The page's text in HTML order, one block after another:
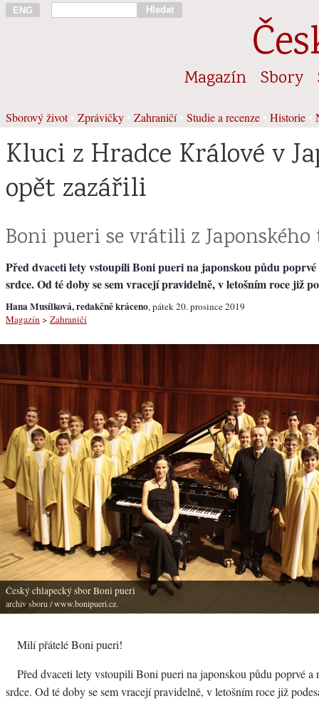
ENG Hledat
Magazín Sbory
Sborový život• Zprávičky Zahraničí• Studie a recenze Historie
Kluci z Hradce Králové v
opět zazářili
Boni pueri se vrátili z
Před dvaceti lety vstoupili Boni pueri na japonskou půdu poprvé
srdce. Od té doby se sem vracejí pravidelně, v letošním roce již
Hana Musílková, redakčně kráceno, pátek 20. prosince 2019
Magazín > Zahraničí
Český chlapecký sbor Boni pueri
archiv sboru / www.bonipueri.cz.
Milí přátelé Boni pueri!
Před dvaceti lety vstoupili Boni pueri na japonskou půdu poprvé a
srdce. Od té doby se sem vracejí pravidelně, v letošním roce již